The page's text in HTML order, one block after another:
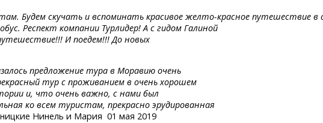
Будемскучатьи вспоминатькрасивое желто-красное путешествиев
Респект компании Турлидер! А с гидом Галиной
И поедем!!! До новых
предложение тура в Моравию очень
тур с проживанием в очень хорошем
и, что очень важно, с нами был
ко всем туристам, прекрасно эрудированная
Нинель и Мария 01 мая 2019